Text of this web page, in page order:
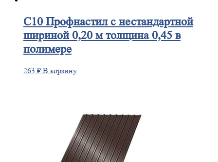
С10Профнастил с нестандартной
шириной 0,20 м толщина 0,45 в
полимере
263 ₽ В корзину